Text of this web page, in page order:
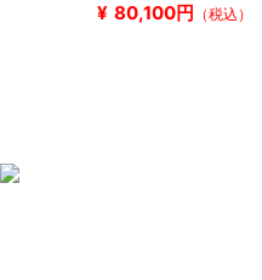
¥ 80,100円 （税込）